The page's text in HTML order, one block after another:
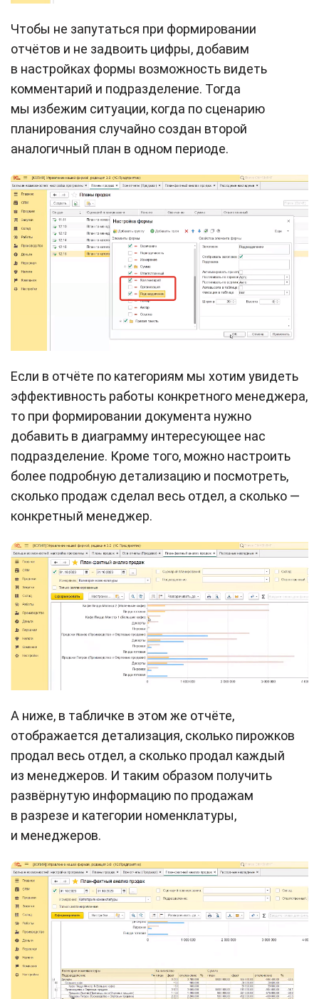
Чтобы не запутаться при формировании
отчётов и не задвоить цифры, добавим
в настройках формы возможность видеть
комментарий и подразделение. Тогда
мы избежим ситуации, когда по сценарию
планирования случайно создан второй
аналогичный план в одном периоде.
Если в отчёте по категориям мы хотим увидеть
эффективность работы конкретного менеджера,
то при формировании документа нужно
добавить в диаграмму интересующее нас
подразделение. Кроме того, можно настроить
более подробную детализацию и посмотреть,
сколько продаж сделал весь отдел, а сколько —
конкретный менеджер.
А ниже, в табличке в этом же отчёте,
отображается детализация, сколько пирожков
продал весь отдел, а сколько продал каждый
из менеджеров. И таким образом получить
развёрнутую информацию по продажам
в разрезе и категории номенклатуры,
и менеджеров.